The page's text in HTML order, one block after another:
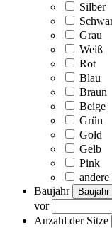
Silber
Grau
Weiß
Rot
Blau
Braun
Beige
Grün
Gold
Gelb
Pink
andere
Baujahr
Baujahr
vor
Anzahl der Sitze